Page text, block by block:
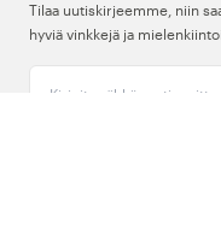
Tilaa uutiskirjeemme, niin
hyviä vinkkejä ja